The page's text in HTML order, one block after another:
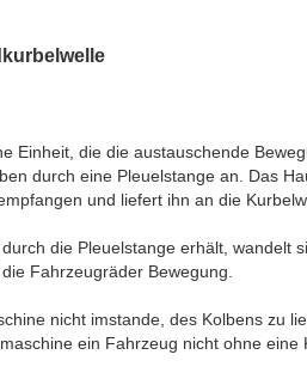
Einheit, die die austauschende
durch eine Pleuelstange an. Das
und liefert ihn an die
die Pleuelstange erhält, wandelt
Fahrzeugräder Bewegung.
nicht imstande, des Kolbens zu
ein Fahrzeug nicht ohne eine